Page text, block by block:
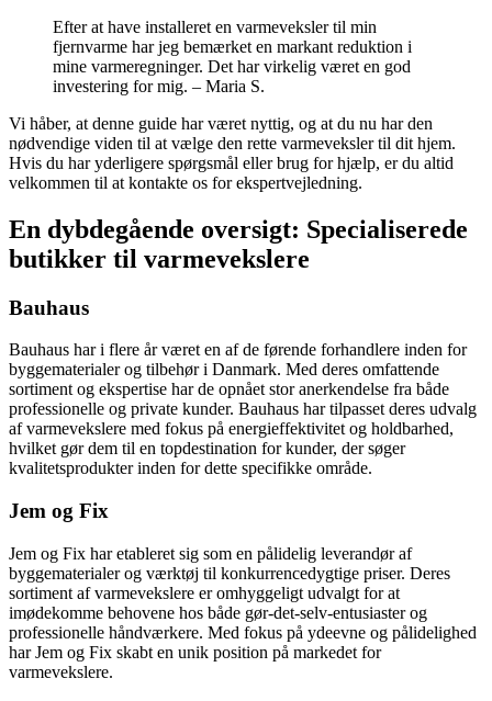
Efter at have installeret en varmeveksler til min
fjernvarme har jeg bemærket en markant reduktion i
mine varmeregninger. Det har virkelig været en god
investering for mig. – Maria S.
Vi håber, at denne guide har været nyttig, og at du nu har den
nødvendige viden til at vælge den rette varmeveksler til dit hjem.
Hvis du har yderligere spørgsmål eller brug for hjælp, er du altid
velkommen til at kontakte os for ekspertvejledning.
En dybdegående oversigt: Specialiserede
butikker til varmevekslere
Bauhaus
Bauhaus har i flere år været en af de førende forhandlere inden for
byggematerialer og tilbehør i Danmark. Med deres omfattende
sortiment og ekspertise har de opnået stor anerkendelse fra både
professionelle og private kunder. Bauhaus har tilpasset deres udvalg
af varmevekslere med fokus på energieffektivitet og holdbarhed,
hvilket gør dem til en topdestination for kunder, der søger
kvalitetsprodukter inden for dette specifikke område.
Jem og Fix
Jem og Fix har etableret sig som en pålidelig leverandør af
byggematerialer og værktøj til konkurrencedygtige priser. Deres
sortiment af varmevekslere er omhyggeligt udvalgt for at
imødekomme behovene hos både gør-det-selv-entusiaster og
professionelle håndværkere. Med fokus på ydeevne og pålidelighed
har Jem og Fix skabt en unik position på markedet for
varmevekslere.